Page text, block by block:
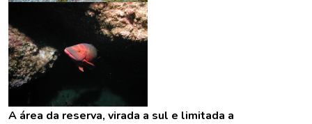
A área da reserva, virada a sul e limitada a